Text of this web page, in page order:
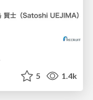
5 1.4k